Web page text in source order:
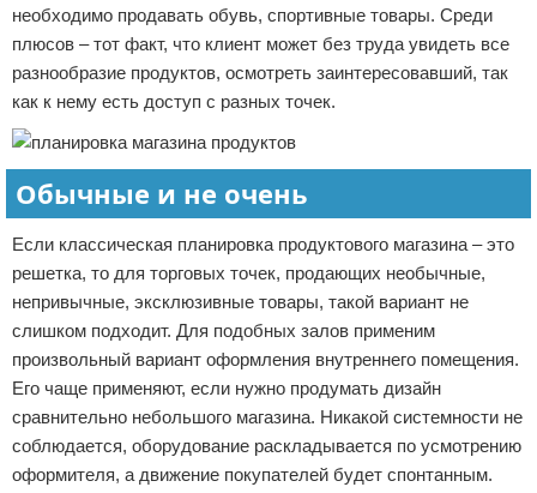
необходимо продавать обувь, спортивные товары. Среди
плюсов – тот факт, что клиент может без труда увидеть все
разнообразие продуктов, осмотреть заинтересовавший, так
как к нему есть доступ с разных точек.
Обычные и не очень
Если классическая планировка продуктового магазина – это
решетка, то для торговых точек, продающих необычные,
непривычные, эксклюзивные товары, такой вариант не
слишком подходит. Для подобных залов применим
произвольный вариант оформления внутреннего помещения.
Его чаще применяют, если нужно продумать дизайн
сравнительно небольшого магазина. Никакой системности не
соблюдается, оборудование раскладывается по усмотрению
оформителя, а движение покупателей будет спонтанным.